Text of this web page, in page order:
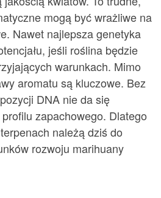
mogą być wrażliwe na
Nawet najlepsza genetyka
jeśli roślina będzie
warunkach. Mimo
aromatu są kluczowe. Bez
DNA nie da się
zapachowego. Dlatego
należą dziś do
rozwoju marihuany